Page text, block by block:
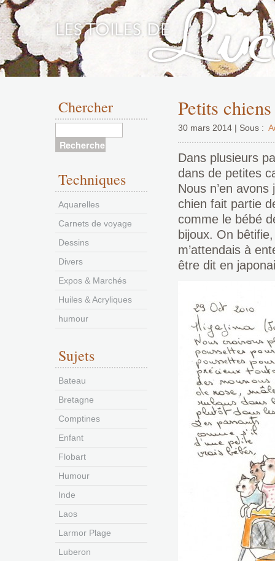
Aller
contenu
Petits
30 mars 2014 | Sous :
Dans plusieurs
dans de petites
Nous n’en
chien fait partie
comme le bébé
bijoux. On
m’attendais à
être dit en
Chercher
Techniques
Aquarelles
Carnets de voyage
Dessins
Divers
Expos & Marchés
Huiles & Acryliques
humour
Sujets
Bateau
Bretagne
Comptines
Enfant
Flobart
Humour
Inde
Laos
Larmor Plage
Luberon